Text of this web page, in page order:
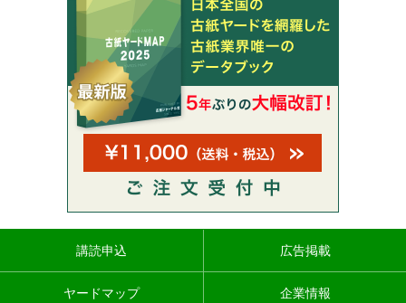
講読申込 広告掲載
ヤードマップ 企業情報